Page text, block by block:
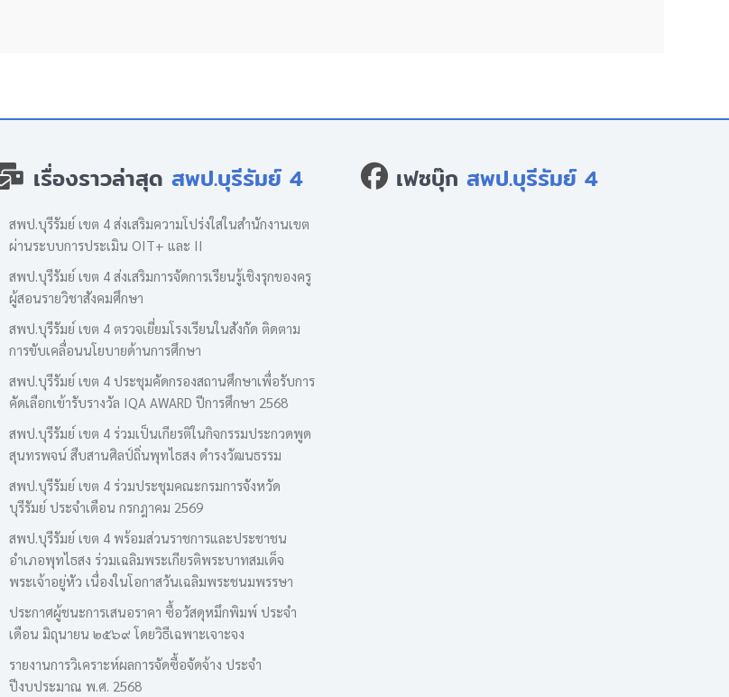
เรื่องราวล่าสุด สพป.บุรีรัมย์ 4
สพป.บุรีรัมย์ เขต 4 ส่งเสริมความโปร่งใสในสำนักงานเขต
ผ่านระบบการประเมิน OIT+ และ II
สพป.บุรีรัมย์ เขต 4 ส่งเสริมการจัดการเรียนรู้เชิงรุกของครู
ผู้สอนรายวิชาสังคมศึกษา
สพป.บุรีรัมย์ เขต 4 ตรวจเยี่ยมโรงเรียนในสังกัด ติดตาม
การขับเคลื่อนนโยบายด้านการศึกษา
สพป.บุรีรัมย์ เขต 4 ประชุมคัดกรองสถานศึกษาเพื่อรับการ
คัดเลือกเข้ารับรางวัล IQA AWARD ปีการศึกษา 2568
สพป.บุรีรัมย์ เขต 4 ร่วมเป็นเกียรติในกิจกรรมประกวดพูด
สุนทรพจน์ สืบสานศิลป์ถิ่นพุทไธสง ดำรงวัฒนธรรม
สพป.บุรีรัมย์ เขต 4 ร่วมประชุมคณะกรมการจังหวัด
บุรีรัมย์ ประจำเดือน กรกฎาคม 2569
สพป.บุรีรัมย์ เขต 4 พร้อมส่วนราชการและประชาชน
อำเภอพุทไธสง ร่วมเฉลิมพระเกียรติพระบาทสมเด็จ
พระเจ้าอยู่หัว เนื่องในโอกาสวันเฉลิมพระชนมพรรษา
ประกาศผู้ชนะการเสนอราคา ซื้อวัสดุหมึกพิมพ์ ประจำ
เดือน มิถุนายน ๒๕๖๙ โดยวิธีเฉพาะเจาะจง
รายงานการวิเคราะห์ผลการจัดซื้อจัดจ้าง ประจำ
ปีงบประมาณ พ.ศ. 2568
เฟซบุ๊ก สพป.บุรีรัมย์ 4